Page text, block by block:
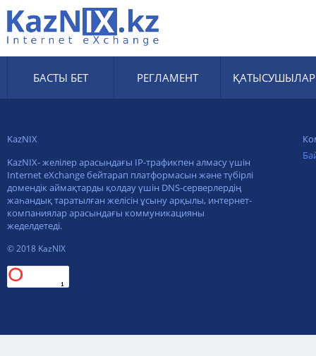
БАСТЫ БЕТ РЕГЛАМЕНТ ҚАТЫСУШЫЛАР
KazNIX
KazNIX- желілер арасындағы IP-трафикпен алмасу үшін
Internet eXchange бейтарап платформасын және түбірлі
домендік аймақтарды қолдау үшін DNS-серверлердің
жаһандық таратылған желісін ұсыну арқылы, интернет-
компаниялар арасындағы коммуникацияны
жеделдетеді.
© 2018 KazNIX